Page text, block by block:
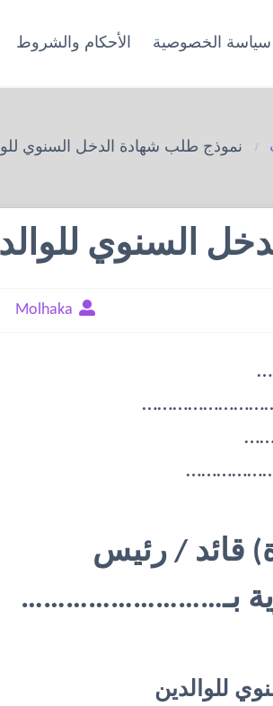
سياسة الخصوصية الأحكام والشروط
نموذج طلب شهادة الدخل السنوي
السنوي
Molhaka
قائد / رئيس
بـ………………………
للوالدين